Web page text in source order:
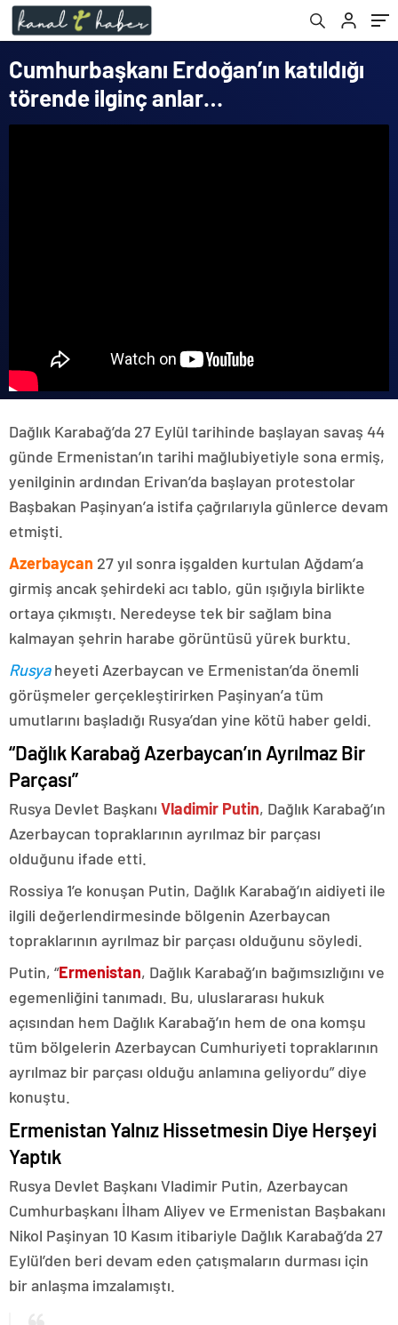
Cumhurbaşkanı Erdoğan’ın katıldığı
törende ilginç anlar…
Dağlık Karabağ’da 27 Eylül tarihinde başlayan savaş 44
günde Ermenistan’ın tarihi mağlubiyetiyle sona ermiş,
yenilginin ardından Erivan’da başlayan protestolar
Başbakan Paşinyan’a istifa çağrılarıyla günlerce devam
etmişti.
Azerbaycan 27 yıl sonra işgalden kurtulan Ağdam’a
girmiş ancak şehirdeki acı tablo, gün ışığıyla birlikte
ortaya çıkmıştı. Neredeyse tek bir sağlam bina
kalmayan şehrin harabe görüntüsü yürek burktu.
Rusyaheyeti Azerbaycan ve Ermenistan’da önemli
görüşmeler gerçekleştirirken Paşinyan’a tüm
umutlarını başladığı Rusya’dan yine kötü haber geldi.
“Dağlık Karabağ Azerbaycan’ın Ayrılmaz Bir
Parçası”
Rusya Devlet Başkanı Vladimir Putin, Dağlık Karabağ’ın
Azerbaycan topraklarının ayrılmaz bir parçası
olduğunu ifade etti.
Rossiya 1’e konuşan Putin, Dağlık Karabağ’ın aidiyeti ile
ilgili değerlendirmesinde bölgenin Azerbaycan
topraklarının ayrılmaz bir parçası olduğunu söyledi.
Putin, “Ermenistan, Dağlık Karabağ’ın bağımsızlığını ve
egemenliğini tanımadı. Bu, uluslararası hukuk
açısından hem Dağlık Karabağ’ın hem de ona komşu
tüm bölgelerin Azerbaycan Cumhuriyeti topraklarının
ayrılmaz bir parçası olduğu anlamına geliyordu” diye
konuştu.
Ermenistan Yalnız Hissetmesin Diye Herşeyi
Yaptık
Rusya Devlet Başkanı Vladimir Putin, Azerbaycan
Cumhurbaşkanı İlham Aliyev ve Ermenistan Başbakanı
Nikol Paşinyan 10 Kasım itibariyle Dağlık Karabağ’da 27
Eylül’den beri devam eden çatışmaların durması için
bir anlaşma imzalamıştı.